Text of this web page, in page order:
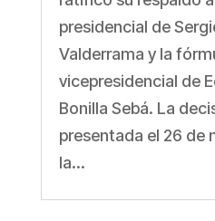
presidencial de
Valderrama y la
vicepresidencial de
Bonilla Sebá. La
presentada el 26 de
la...